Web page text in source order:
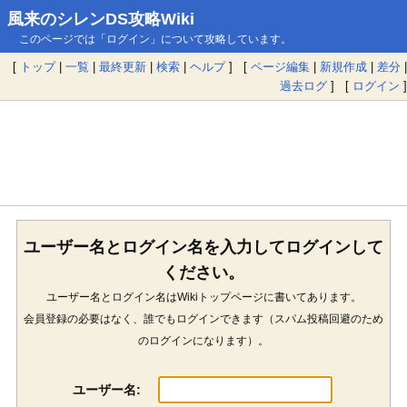
風来のシレンDS攻略Wiki
このページでは「ログイン」について攻略しています。
[ トップ| 一覧 | 最終更新 | 検索 | ヘルプ] [ ページ編集 | 新規作成 | 差分 |
過去ログ ] [ ログイン ]
ユーザー名とログイン名を入力してログインして
ください。
ユーザー名とログイン名はWikiトップページに書いてあります。
会員登録の必要はなく、誰でもログインできます（スパム投稿回避のため
のログインになります）。
ユーザー名: